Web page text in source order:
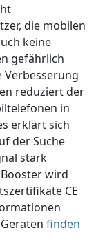
die mobilen
keine
gefährlich
Verbesserung
reduziert der
in
erklärt sich
der Suche
stark
wird
CE
finden